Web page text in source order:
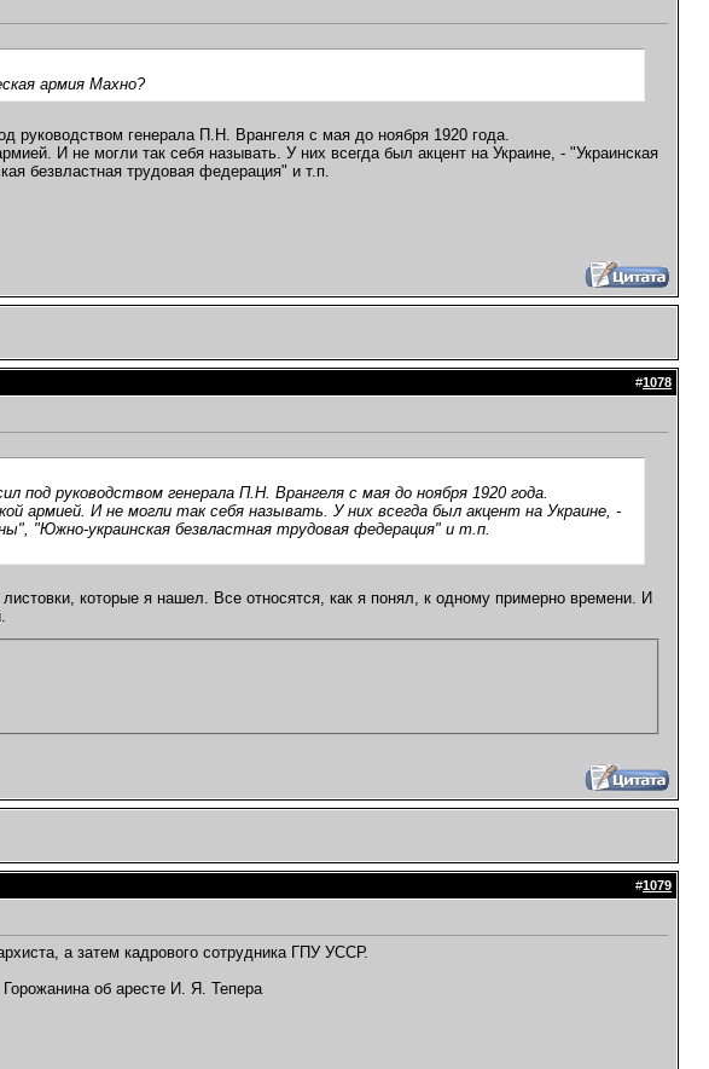
армия Махно?
руководством генерала П.Н. Врангеля с мая до ноября 1920 года.
И не могли так себя называть. У них всегда был акцент на Украине, - "Украинская
безвластная трудовая федерация" и т.п.
#1078
под руководством генерала П.Н. Врангеля с мая до ноября 1920 года.
армией. И не могли так себя называть. У них всегда был акцент на Украине, -
"Южно-украинская безвластная трудовая федерация" и т.п.
которые я нашел. Все относятся, как я понял, к одному примерно времени. И
#1079
а затем кадрового сотрудника ГПУ УССР.
об аресте И. Я. Тепера